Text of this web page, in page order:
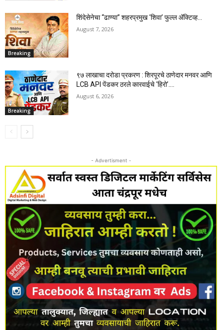
Breaking
शिंदेसेनेचा “ढाण्या” शहरप्रमुख ‘शिवा’ फुल्ल ॲक्टिव्ह…
August 7, 2026
Breaking
९७ लाखाचा दरोडा प्रकरण : शिरपूरचे ठाणेदार मनवर आणि
LCB API पेंडकर ठरले कारवाईचे ‘हिरो’….
August 6, 2026
- Advertisment -